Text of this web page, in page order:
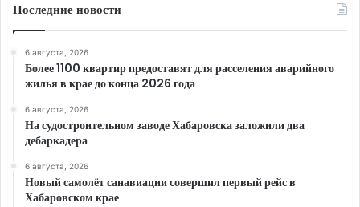
Последние новости
6 августа, 2026
Более 1100 квартир предоставят для расселения аварийного
жилья в крае до конца 2026 года
6 августа, 2026
На судостроительном заводе Хабаровска заложили два
дебаркадера
6 августа, 2026
Новый самолёт санавиации совершил первый рейс в
Хабаровском крае